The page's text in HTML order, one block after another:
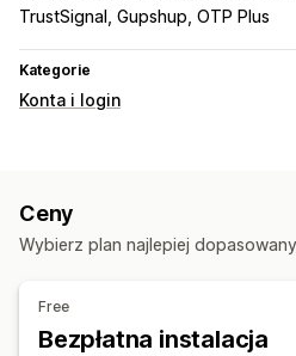
TrustSignal, Gupshup, OTP Plus
Kategorie
Konta i login
Weryfikacja SMS
Ceny
Wybierz plan najlepiej
Free
Bezpłatna instalacja